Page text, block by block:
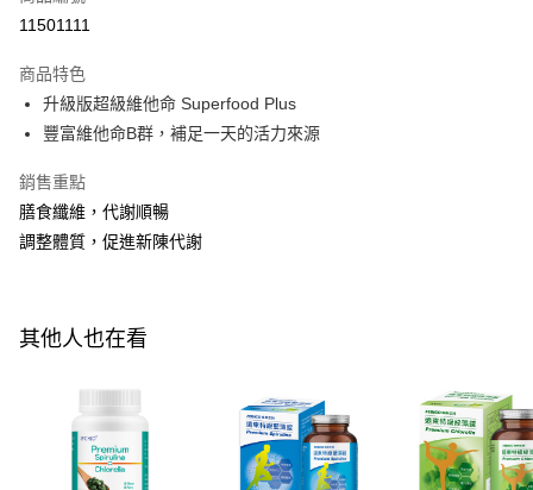
便利好安心！
３．安心：先確認商品／服務後，再付款。
【「AFTEE先享後付」結帳流程】
１．於結帳方式選擇「AFTEE先享後付」後，將跳轉至「AFTEE先享後付」
２．訂單成立數日內，您將收到繳費通知簡訊。
３．收到繳費通知簡訊後14天內，點擊此簡訊中的連結，可透過四大超商／
ATM／網路銀行／等多元方式進行付款，方視為交易完成。
※ 請注意：結帳手續完成當下不需立刻繳費，但若您需要取消訂單，請聯絡
是否繳費成功／繳費後需取消欲退款等相關疑問，請聯繫「AFTEE先享後付
１．透過由恩沛科技股份有限公司提供之「AFTEE先享後付」服務完成之交
易，需依本服務之必要範圍內提供個人資料，並將交易相關給付款項請求債
權轉讓予恩沛科技股份有限公司。
每筆NT$100，滿NT$600(含以上)免運費
11501111
商品特色
升級版超級維他命 Superfood Plus
豐富維他命B群，補足一天的活力來源
銷售重點
膳食纖維，代謝順暢
調整體質，促進新陳代謝
其他人也在看